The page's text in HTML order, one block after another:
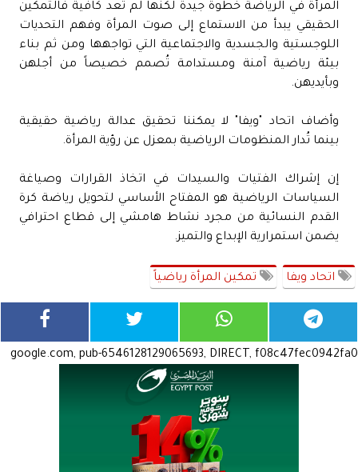
المرأة في الرياضة خطوة جيدة لكنها لم تعد كافية فالتمكين
الحقيقي يبدأ من الاستماع إلى صوت المرأة وفهم التحديات
اللوجستية والجسدية والاجتماعية التي تواجهها ومن ثم بناء
بيئة رياضية آمنة ومستدامة تُصمم خصيصاً من أجلهن
وبأيديهن.
وأضاف اتحاد "ويفا" لا يمكننا تحقيق عدالة رياضية حقيقية
بينما تُدار المنظومات الرياضية بمعزل عن رؤية المرأة.
إن إشراك الفتيات والسيدات في اتخاذ القرارات وصياغة
السياسات الرياضية هو المفتاح الأساسي لتحويل رياضة كرة
القدم النسائية من مجرد نشاط هامشي إلى قطاع احترافي
يضمن استمرارية الإبداع والتميز.
اتحاد ويفا تمكين المرأة رياضياً
google.com, pub-6546128129065693, DIRECT, f08c47fec0942fa0